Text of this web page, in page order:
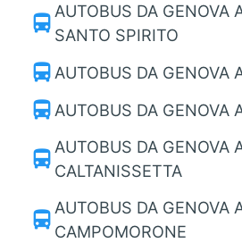
directions_bus AUTOBUS DA GENOVA
SANTO SPIRITO
directions_bus AUTOBUS DA GENOVA
directions_bus AUTOBUS DA GENOVA
directions_bus AUTOBUS DA GENOVA
CALTANISSETTA
directions_bus AUTOBUS DA GENOVA
CAMPOMORONE